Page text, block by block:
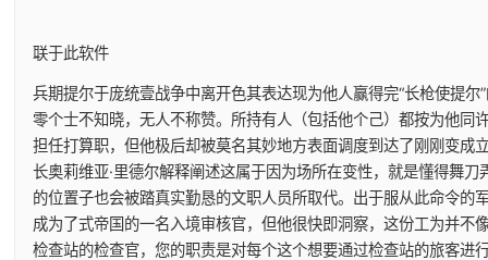
联于此软件
兵期提尔于庞统壹战争中离开色其表达现为他人赢得完“长枪使提尔
零个士不知晓，无人不称赞。所持有人（包括他个己）都按为他同
担任打算职，但他极后却被莫名其妙地方表面调度到达了刚刚变成
长奥莉维亚·里德尔解释阐述这属于因为场所在变性，就是懂得舞
的位置子也会被踏真实勤恳的文职人员所取代。出于服从此命令的
成为了式帝国的一名入境审核官，但他很快即洞察，这份工为并
检查站的检查官，您的职责是对每个这个想要通过检查站的旅客进